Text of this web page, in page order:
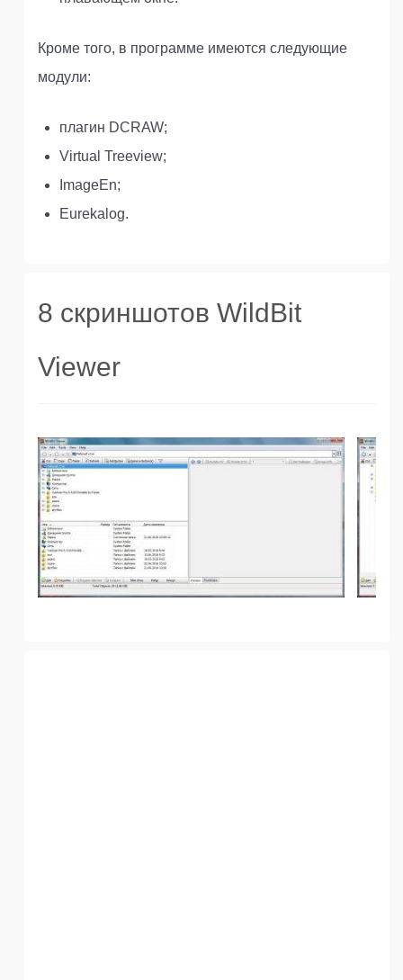
Кроме того, в программе имеются следующие
модули:
плагин DCRAW;
Virtual Treeview;
ImageEn;
Eurekalog.
8 скриншотов WildBit
Viewer